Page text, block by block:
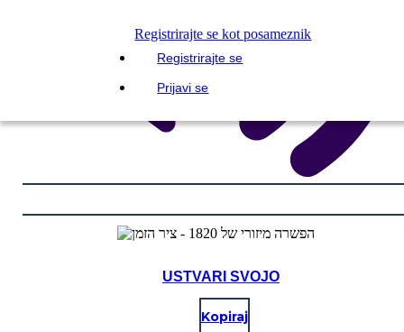
Registrirajte se kot posameznik
Registrirajte se
Prijavi se
USTVARI SVOJO
Kopiraj